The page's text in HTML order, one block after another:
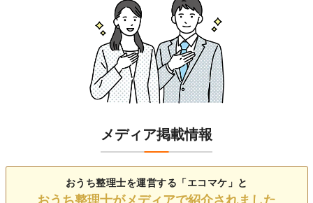
メディア掲載情報
おうち整理士を運営する「エコマケ」と
おうち整理士がメディアで紹介されました